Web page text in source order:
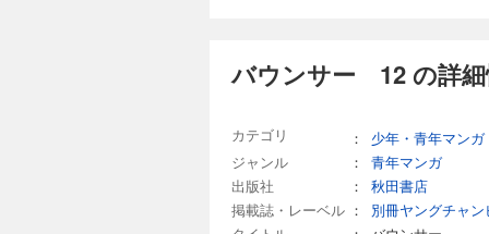
バウンサー 12 の詳細
カテゴリ ：
少年・青年マンガ
ジャンル
：
青年マンガ
出版社
：
秋田書店
掲載誌・レーベル ：
別冊ヤングチャン